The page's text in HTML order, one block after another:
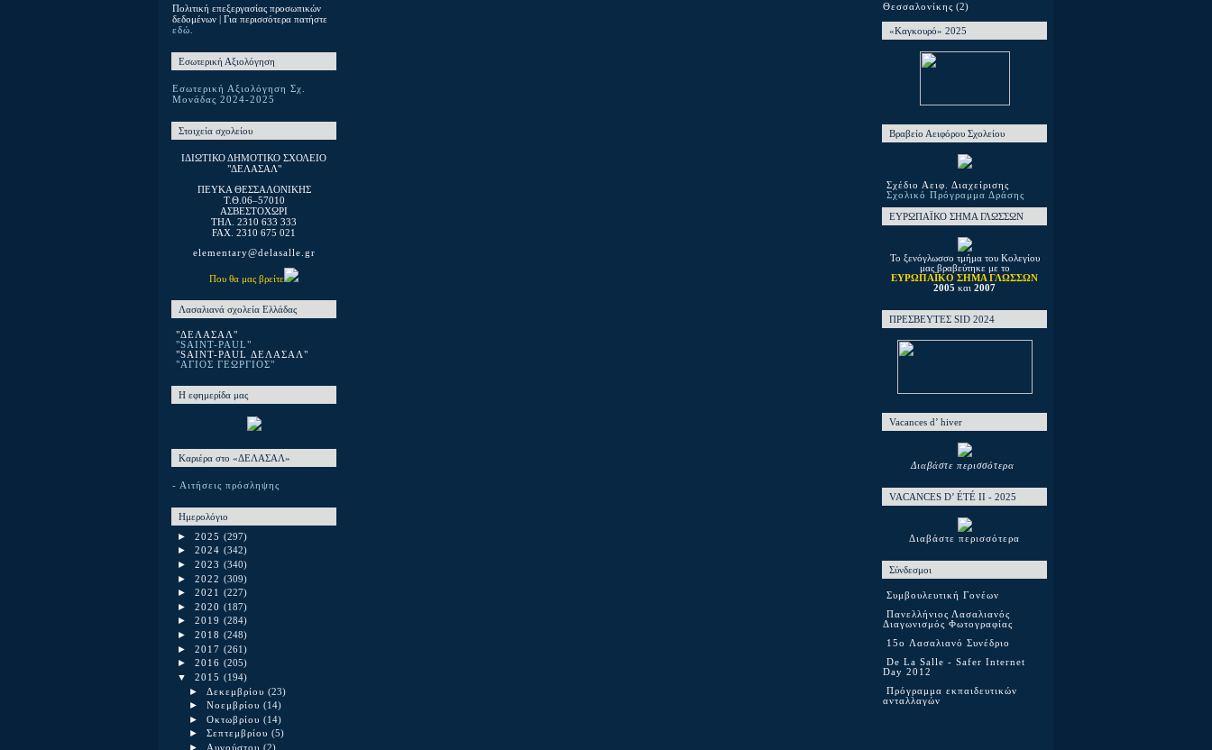
Πολιτική επεξεργασίας προσωπικών
δεδομένων | Για περισσότερα πατήστε
εδώ.
Εσωτερική Αξιολόγηση
Εσωτερική Αξιολόγηση Σχ.
Μονάδας 2024-2025
Στοιχεία σχολείου
ΙΔΙΩΤΙΚΟ ΔΗΜΟΤΙΚΟ ΣΧΟΛΕΙΟ
"ΔΕΛΑΣΑΛ"
ΠΕΥΚΑ ΘΕΣΣΑΛΟΝΙΚΗΣ
T.Θ.06–57010
ΑΣΒΕΣΤΟΧΩΡΙ
ΤΗΛ. 2310 633 333
FAX. 2310 675 021
elementary@delasalle.gr
Που θα μας βρείτε
Λασαλιανά σχολεία Ελλάδας
"ΔΕΛΑΣΑΛ"
"SAINT-PAUL"
"SAINT-PAUL ΔΕΛΑΣΑΛ"
"ΑΓΙΟΣ ΓΕΩΡΓΙΟΣ"
Η εφημερίδα μας
Καριέρα στο «ΔΕΛΑΣΑΛ»
- Αιτήσεις πρόσληψης
Ημερολόγιο
► 2025 (297)
► 2024 (342)
► 2023 (340)
► 2022 (309)
► 2021 (227)
► 2020 (187)
► 2019 (284)
► 2018 (248)
► 2017 (261)
► 2016 (205)
▼ 2015 (194)
► Δεκεμβρίου (23)
► Νοεμβρίου (14)
► Οκτωβρίου (14)
► Σεπτεμβρίου (5)
► Αυγούστου (2)
Θεσσαλονίκης (2)
«Καγκουρό» 2025
Βραβείο Αειφόρου Σχολείου
Σχέδιο Αειφ. Διαχείρισης
Σχολικό Πρόγραμμα Δράσης
ΕΥΡΩΠΑΪΚΟ ΣΗΜΑ ΓΛΩΣΣΩΝ
Το ξενόγλωσσο τμήμα του Κολεγίου
μας βραβεύτηκε με το
ΕΥΡΩΠΑΪΚΟ ΣΗΜΑ ΓΛΩΣΣΩΝ
2005 και 2007
ΠΡΕΣΒΕΥΤΕΣ SID 2024
Vacances d’ hiver
Διαβάστε περισσότερα
VACANCES D’ ÉTÉ ΙΙ - 2025
Διαβάστε περισσότερα
Σύνδεσμοι
Συμβουλευτική Γονέων
Πανελλήνιος Λασαλιανός
Διαγωνισμός Φωτογραφίας
15o Λασαλιανό Συνέδριο
De La Salle - Safer Internet
Day 2012
Πρόγραμμα εκπαιδευτικών
ανταλλαγών